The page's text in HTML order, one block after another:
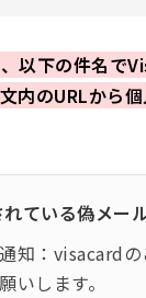
以下の件名で
内のURLから
れている偽メー
知：visacard
いします。